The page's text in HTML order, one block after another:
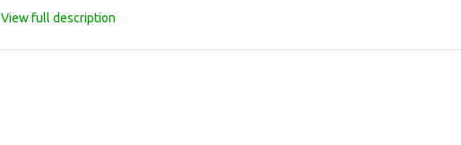
View full description